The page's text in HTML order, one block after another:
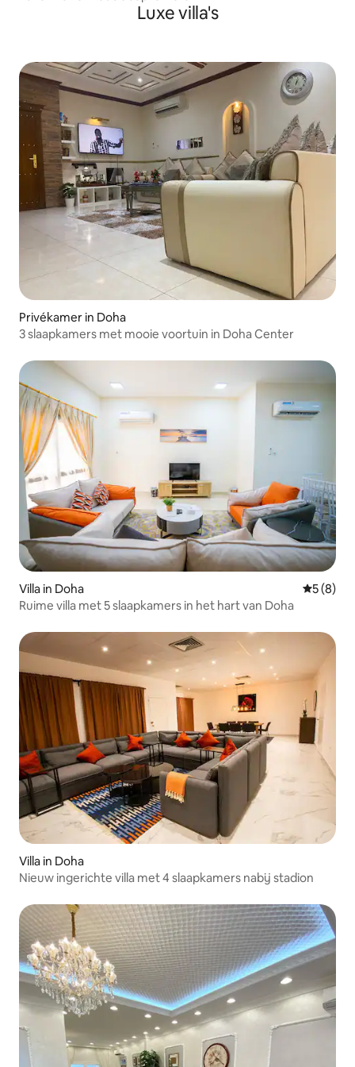
Luxe villa's
Privékamer in Doha
3 slaapkamers met mooie voortuin in Doha Center
Villa in Doha
5 (8)
Ruime villa met 5 slaapkamers in het hart van Doha
Villa in Doha
Nieuw ingerichte villa met 4 slaapkamers nabij stadion